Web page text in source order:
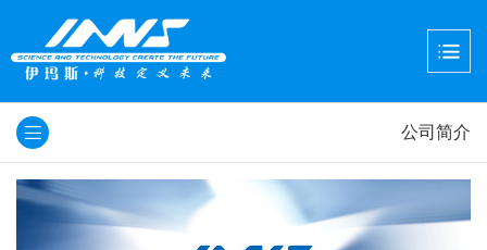
公司简介